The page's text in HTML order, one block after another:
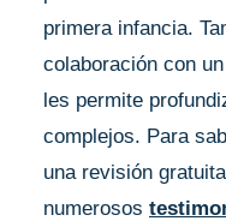
primera infancia.
colaboración con
les permite
complejos. Para
una revisión
numerosos